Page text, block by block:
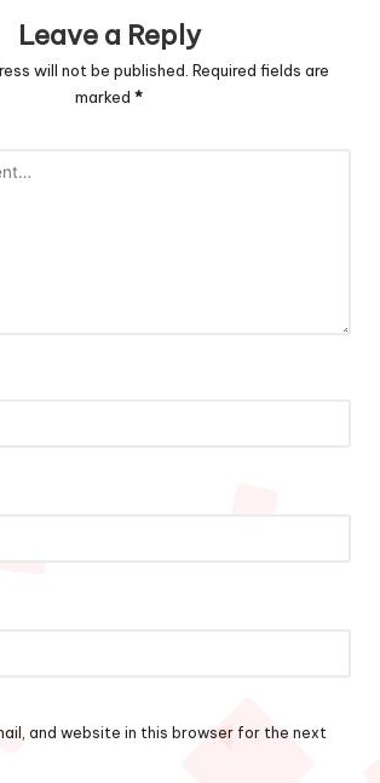
Leave a Reply
will not be published. Required fields are
marked *
and website in this browser for the next